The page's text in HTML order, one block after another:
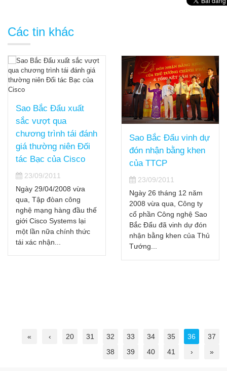
Các tin khác
Sao Bắc Đẩu xuất
sắc vượt qua
chương trình tái đánh
giá thường niên Đối
tác Bạc của Cisco
23/09/2011
Ngày 29/04/2008 vừa
qua, Tập đòan công
nghệ mạng hàng đầu thế
giới Cisco Systems lại
một lần nữa chính thức
tái xác nhận...
Sao Bắc Đẩu vinh dự
đón nhận bằng khen
của TTCP
23/09/2011
Ngày 26 tháng 12 năm
2008 vừa qua, Công ty
cổ phần Công nghệ Sao
Bắc Đẩu đã vinh dự đón
nhận bằng khen của Thủ
Tướng...
« ‹ 20 31 32 33 34 35 36
37
38
39 40 41 › »